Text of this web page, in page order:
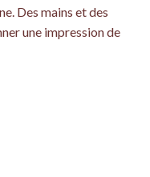
Des mains et des
une impression de